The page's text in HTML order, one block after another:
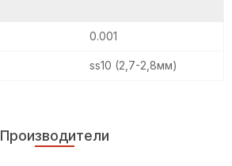
0.001
ss10 (2,7-2,8мм)
Производители